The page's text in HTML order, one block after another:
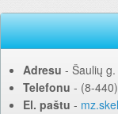
Adresu ‐ Šaulių
Telefonu ‐ (8-
El. paštu ‐